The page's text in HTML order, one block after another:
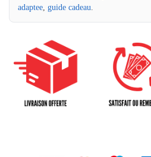
adaptee guide cadeau